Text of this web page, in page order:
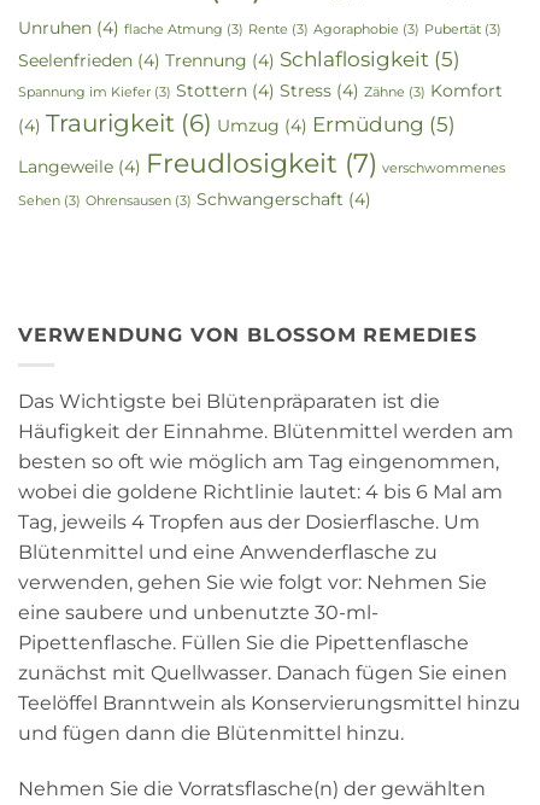
Unruhen (4) flache Atmung (3) Rente (3) Agoraphobie (3) Pubertät (3)
Seelenfrieden (4) Trennung (4) Schlaflosigkeit (5)
Spannung im Kiefer (3) Stottern (4) Stress (4) Zähne (3) Komfort
(4) Traurigkeit (6) Umzug (4) Ermüdung (5)
Langeweile (4) Freudlosigkeit (7) verschwommenes
Sehen (3) Ohrensausen (3) Schwangerschaft (4)
VERWENDUNG VON BLOSSOM REMEDIES
Das Wichtigste bei Blütenpräparaten ist die
Häufigkeit der Einnahme. Blütenmittel werden am
besten so oft wie möglich am Tag eingenommen,
wobei die goldene Richtlinie lautet: 4 bis 6 Mal am
Tag, jeweils 4 Tropfen aus der Dosierflasche. Um
Blütenmittel und eine Anwenderflasche zu
verwenden, gehen Sie wie folgt vor: Nehmen Sie
eine saubere und unbenutzte 30-ml-
Pipettenflasche. Füllen Sie die Pipettenflasche
zunächst mit Quellwasser. Danach fügen Sie einen
Teelöffel Branntwein als Konservierungsmittel hinzu
und fügen dann die Blütenmittel hinzu.
Nehmen Sie die Vorratsflasche(n) der gewählten